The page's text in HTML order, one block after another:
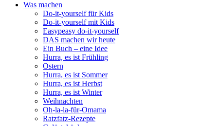
Was machen
Do-it-yourself für Kids
Do-it-yourself mit Kids
Easypeasy do-it-yourself
DAS machen wir heute
Ein Buch – eine Idee
Hurra, es ist Frühling
Ostern
Hurra, es ist Sommer
Hurra, es ist Herbst
Hurra, es ist Winter
Weihnachten
Oh-la-la-für-Omama
Ratzfatz-Rezepte